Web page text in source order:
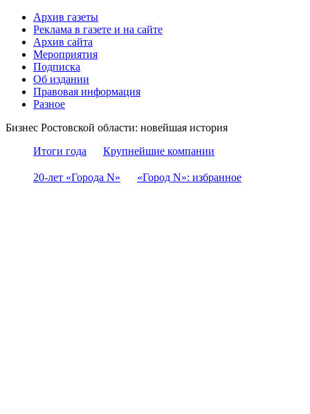
Архив газеты
Реклама в газете и на сайте
Архив сайта
Мероприятия
Подписка
Об издании
Правовая информация
Разное
Бизнес Ростовской области: новейшая история
Итоги года
Крупнейшие компании
20-лет «Города N» «Город N»: избранное